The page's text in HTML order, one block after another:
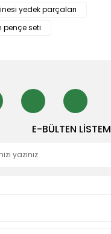
yedek parçaları
pençe seti
E-BÜLTEN